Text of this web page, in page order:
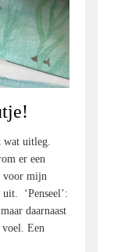
wat uitleg.
er een
voor mijn
‘Penseel’:
daarnaast
voel. Een